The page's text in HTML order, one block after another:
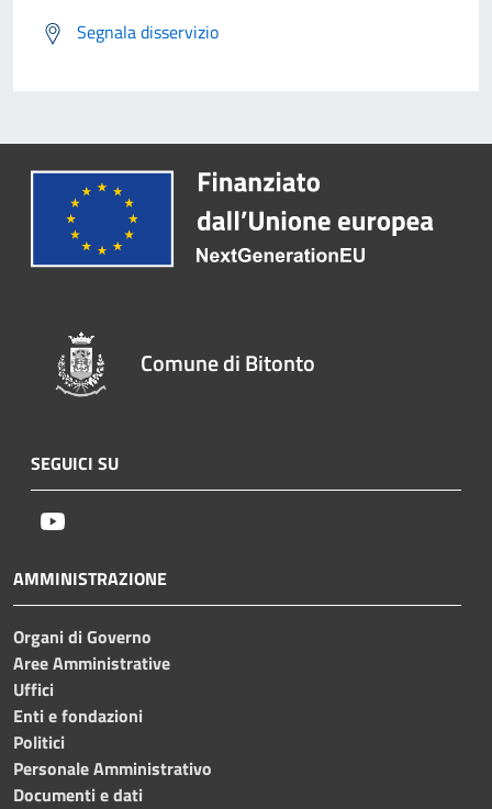
Segnala disservizio
Comune di Bitonto
SEGUICI SU
AMMINISTRAZIONE
Organi di Governo
Aree Amministrative
Uffici
Enti e fondazioni
Politici
Personale Amministrativo
Documenti e dati